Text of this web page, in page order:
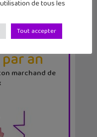
an
marchand de
de tous les
Tout accepter